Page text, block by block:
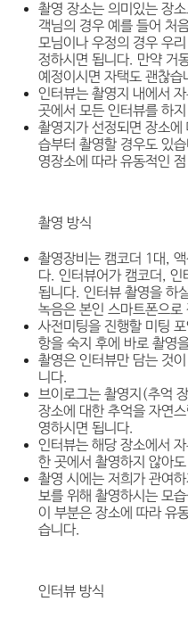
촬영 장소는 의미있는 장
객님의 경우 예를 들어 처
모님이나 우정의 경우 우
정하시면 됩니다. 만약 거
예정이시면 자택도 괜찮습
인터뷰는 촬영지 내에서
곳에서 모든 인터뷰를 하
촬영지가 선정되면 장소
습부터 촬영할 경우도 있
영장소에 따라 유동적인
촬영 방식
촬영장비는 캠코더 1대,
다. 인터뷰어가 캠코더, 인
됩니다. 인터뷰 촬영을 하
녹음은 본인 스마트폰으
사전미팅을 진행할 미팅
항을 숙지 후에 바로 촬영
촬영은 인터뷰만 담는 것
니다.
브이로그는 촬영지(추억
장소에 대한 추억을 자연
영하시면 됩니다.
인터뷰는 해당 장소에서
한 곳에서 촬영하지 않아
촬영 시에는 저희가 관여
보를 위해 촬영하시는 모
이 부분은 장소에 따라 유
습니다.
인터뷰 방식